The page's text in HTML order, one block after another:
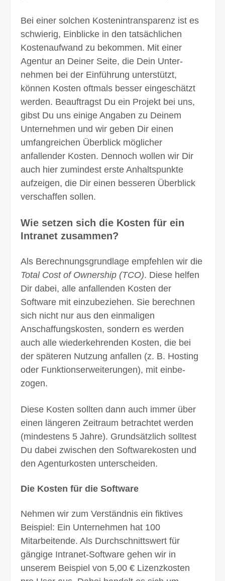
Bei einer solchen Kosten­intransparenz ist es
schwierig, Einblicke in den tatsächlichen
Kosten­aufwand zu bekommen. Mit einer
Agentur an Deiner Seite, die Dein Unter­
nehmen bei der Einführung unterstützt,
können Kosten oftmals besser einge­schätzt
werden. Beauftragst Du ein Projekt bei uns,
gibst Du uns einige Angaben zu Deinem
Unternehmen und wir geben Dir einen
umfang­reichen Überblick möglicher
anfallender Kosten. Dennoch wollen wir Dir
auch hier zumindest erste Anhalts­punkte
aufzeigen, die Dir einen bes­seren Überblick
verschaffen sollen.
Wie setzen sich die Kosten für ein
Intranet zusammen?
Als Berechnungs­grundlage empfehlen wir die
Total Cost of Ownership (TCO). Diese helfen
Dir dabei, alle anfallenden Kosten der
Software mit einzu­beziehen. Sie berechnen
sich nicht nur aus den ein­maligen
Anschaffungs­kosten, sondern es werden
auch alle wieder­kehrenden Kosten, die bei
der späteren Nutzung anfallen (z. B. Hosting
oder Funktions­erweiterungen), mit einbe­
zogen.
Diese Kosten sollten dann auch immer über
einen längeren Zeit­raum be­trachtet werden
(mindestens 5 Jahre). Grundsätzlich solltest
Du dabei zwischen den Software­kosten und
den Agentur­kosten unterscheiden.
Die Kosten für die Software
Nehmen wir zum Verständnis ein fiktives
Beispiel: Ein Unternehmen hat 100
Mitarbeitende. Als Durchschnitts­wert für
gängige Intranet-Software gehen wir in
unserem Beispiel von 5,00 € Lizenz­kosten